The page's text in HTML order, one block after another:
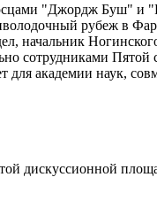
"Джордж Буш" и
рубеж в
начальник
сотрудниками
академии наук,
дискуссионной